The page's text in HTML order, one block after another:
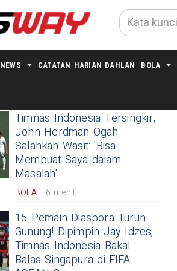
NEWS CATATAN HARIAN DAHLAN BOLA
Timnas Indonesia Tersingkir,
John Herdman Ogah
Salahkan Wasit: 'Bisa
Membuat Saya dalam
Masalah'
BOLA 6 menit
15 Pemain Diaspora Turun
Gunung! Dipimpin Jay Idzes,
Timnas Indonesia Bakal
Balas Singapura di FIFA